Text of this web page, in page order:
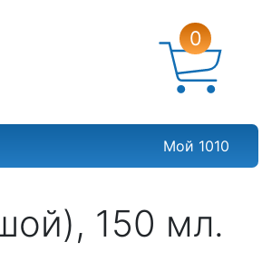
0
Мой 1010
150 мл.